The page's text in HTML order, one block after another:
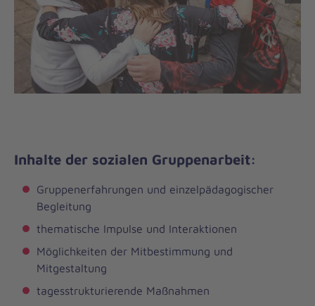
Inhalte der sozialen Gruppenarbeit:
Gruppenerfahrungen und einzelpädagogischer
Begleitung
thematische Impulse und Interaktionen
Möglichkeiten der Mitbestimmung und
Mitgestaltung
tagesstrukturierende Maßnahmen